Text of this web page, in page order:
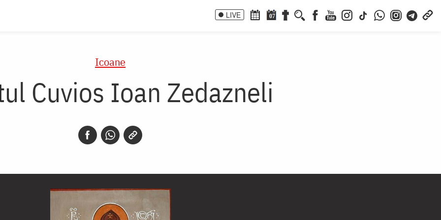
LIVE 07
Icoane
Cuvios Ioan Zedazneli